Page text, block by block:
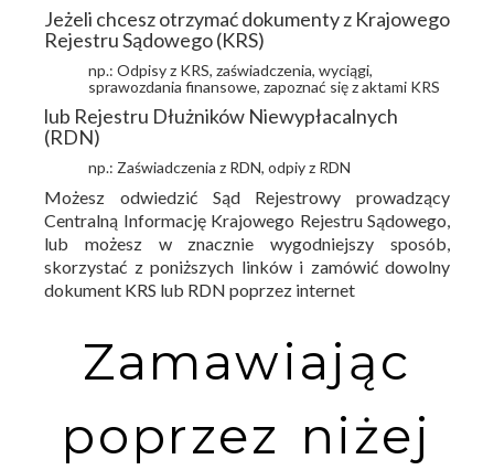
Jeżeli chcesz otrzymać dokumenty z Krajowego
Rejestru Sądowego (KRS)
np.: Odpisy z KRS, zaświadczenia, wyciągi,
sprawozdania finansowe, zapoznać się z aktami KRS
lub Rejestru Dłużników Niewypłacalnych
(RDN)
np.: Zaświadczenia z RDN, odpiy z RDN
Możesz odwiedzić Sąd Rejestrowy prowadzący
Centralną Informację Krajowego Rejestru Sądowego,
lub możesz w znacznie wygodniejszy sposób,
skorzystać z poniższych linków i zamówić dowolny
dokument KRS lub RDN poprzez internet
Zamawiając
poprzez niżej